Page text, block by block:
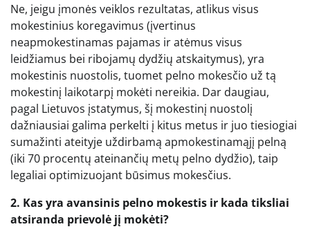
Ne, jeigu įmonės veiklos rezultatas, atlikus visus
mokestinius koregavimus (įvertinus
neapmokestinamas pajamas ir atėmus visus
leidžiamus bei ribojamų dydžių atskaitymus), yra
mokestinis nuostolis, tuomet pelno mokesčio už tą
mokestinį laikotarpį mokėti nereikia. Dar daugiau,
pagal Lietuvos įstatymus, šį mokestinį nuostolį
dažniausiai galima perkelti į kitus metus ir juo tiesiogiai
sumažinti ateityje uždirbamą apmokestinamąjį pelną
(iki 70 procentų ateinančių metų pelno dydžio), taip
legaliai optimizuojant būsimus mokesčius.
2. Kas yra avansinis pelno mokestis ir kada tiksliai
atsiranda prievolė jį mokėti?